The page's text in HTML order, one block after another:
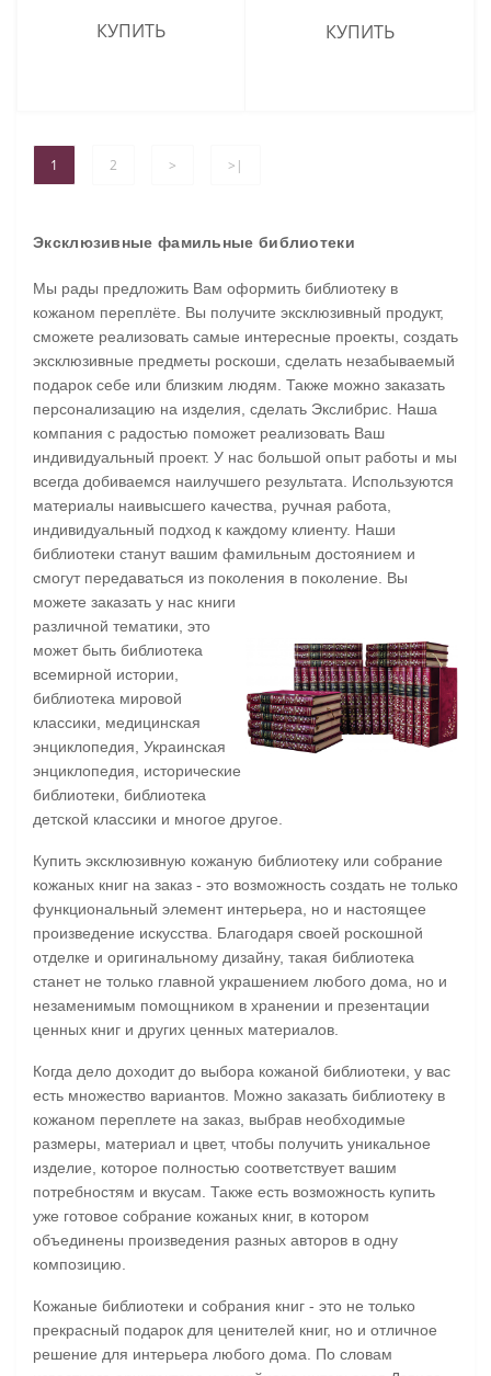
КУПИТЬ КУПИТЬ
1 2 > >|
Эксклюзивные фамильные библиотеки
Мы рады предложить Вам оформить библиотеку в
кожаном переплёте. Вы получите эксклюзивный продукт,
сможете реализовать самые интересные проекты, создать
эксклюзивные предметы роскоши, сделать незабываемый
подарок себе или близким людям. Также можно заказать
персонализацию на изделия, сделать Экслибрис. Наша
компания с радостью поможет реализовать Ваш
индивидуальный проект. У нас большой опыт работы и мы
всегда добиваемся наилучшего результата. Используются
материалы наивысшего качества, ручная работа,
индивидуальный подход к каждому клиенту. Наши
библиотеки станут вашим фамильным достоянием и
смогут передаваться из поколения в поколение. Вы
можете заказать у нас книги
различной тематики, это
может быть библиотека
всемирной истории,
библиотека мировой
классики, медицинская
энциклопедия, Украинская
энциклопедия, исторические
библиотеки, библиотека
детской классики и многое другое.
Купить эксклюзивную кожаную библиотеку или собрание
кожаных книг на заказ - это возможность создать не только
функциональный элемент интерьера, но и настоящее
произведение искусства. Благодаря своей роскошной
отделке и оригинальному дизайну, такая библиотека
станет не только главной украшением любого дома, но и
незаменимым помощником в хранении и презентации
ценных книг и других ценных материалов.
Когда дело доходит до выбора кожаной библиотеки, у вас
есть множество вариантов. Можно заказать библиотеку в
кожаном переплете на заказ, выбрав необходимые
размеры, материал и цвет, чтобы получить уникальное
изделие, которое полностью соответствует вашим
потребностям и вкусам. Также есть возможность купить
уже готовое собрание кожаных книг, в котором
объединены произведения разных авторов в одну
композицию.
Кожаные библиотеки и собрания книг - это не только
прекрасный подарок для ценителей книг, но и отличное
решение для интерьера любого дома. По словам